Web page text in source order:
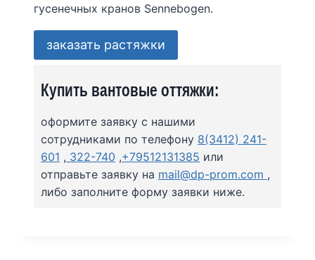
гусенечных кранов Sennebogen.
заказать растяжки
Купить вантовые оттяжки:
оформите заявку с нашими
сотрудниками по телефону 8(3412) 241-
601 , 322-740 ,+79512131385 или
отправьте заявку на mail@dp-prom.com ,
либо заполните форму заявки ниже.